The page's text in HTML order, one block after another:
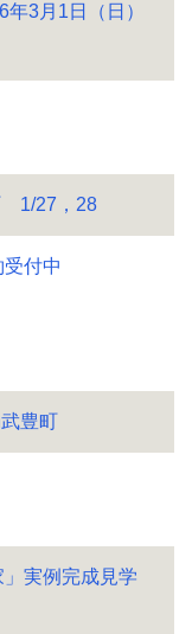
3月1日（日）
1/27，28
付中
豊町
」実例完成見学